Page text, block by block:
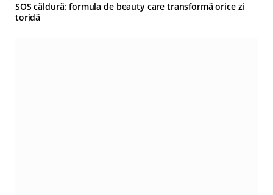
SOS căldură: formula de beauty care transformă orice zi
toridă